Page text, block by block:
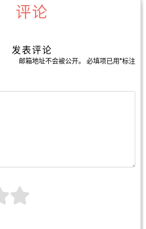
评论
发表评论
邮箱地址不会被公开。 必填项已用*标注